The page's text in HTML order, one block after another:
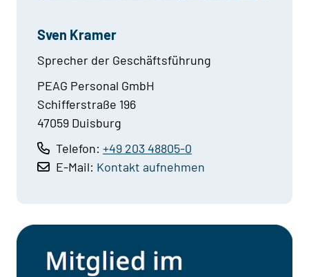
Sven Kramer
Sprecher der Geschäftsführung
PEAG Personal GmbH
Schifferstraße 196
47059 Duisburg
Telefon: +49 203 48805-0
E-Mail: Kontakt aufnehmen